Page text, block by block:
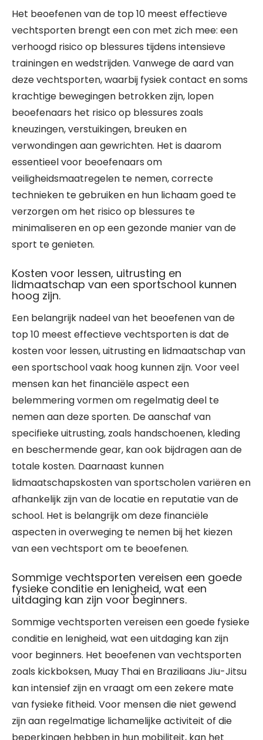
Het beoefenen van de top 10 meest effectieve
vechtsporten brengt een con met zich mee: een
verhoogd risico op blessures tijdens intensieve
trainingen en wedstrijden. Vanwege de aard van
deze vechtsporten, waarbij fysiek contact en soms
krachtige bewegingen betrokken zijn, lopen
beoefenaars het risico op blessures zoals
kneuzingen, verstuikingen, breuken en
verwondingen aan gewrichten. Het is daarom
essentieel voor beoefenaars om
veiligheidsmaatregelen te nemen, correcte
technieken te gebruiken en hun lichaam goed te
verzorgen om het risico op blessures te
minimaliseren en op een gezonde manier van de
sport te genieten.
Kosten voor lessen, uitrusting en
lidmaatschap van een sportschool kunnen
hoog zijn.
Een belangrijk nadeel van het beoefenen van de
top 10 meest effectieve vechtsporten is dat de
kosten voor lessen, uitrusting en lidmaatschap van
een sportschool vaak hoog kunnen zijn. Voor veel
mensen kan het financiële aspect een
belemmering vormen om regelmatig deel te
nemen aan deze sporten. De aanschaf van
specifieke uitrusting, zoals handschoenen, kleding
en beschermende gear, kan ook bijdragen aan de
totale kosten. Daarnaast kunnen
lidmaatschapskosten van sportscholen variëren en
afhankelijk zijn van de locatie en reputatie van de
school. Het is belangrijk om deze financiële
aspecten in overweging te nemen bij het kiezen
van een vechtsport om te beoefenen.
Sommige vechtsporten vereisen een goede
fysieke conditie en lenigheid, wat een
uitdaging kan zijn voor beginners.
Sommige vechtsporten vereisen een goede fysieke
conditie en lenigheid, wat een uitdaging kan zijn
voor beginners. Het beoefenen van vechtsporten
zoals kickboksen, Muay Thai en Braziliaans Jiu-Jitsu
kan intensief zijn en vraagt om een zekere mate
van fysieke fitheid. Voor mensen die niet gewend
zijn aan regelmatige lichamelijke activiteit of die